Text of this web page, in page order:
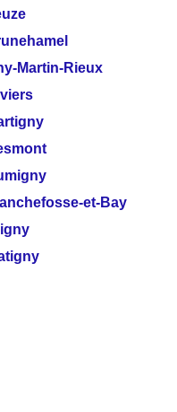
Martin-Rieux
et-Bay